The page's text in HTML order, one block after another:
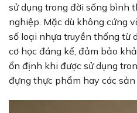
sử dụng trong đời sống bình
nghiệp. Mặc dù không cứng
số loại nhựa truyền thống từ
cơ học đáng kể, đảm bảo
ổn định khi được sử dụng
đựng thực phẩm hay các